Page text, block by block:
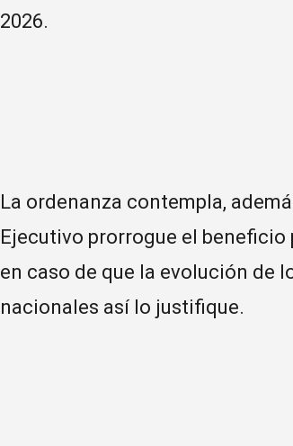
2026.
La ordenanza contempla,
Ejecutivo prorrogue el
en caso de que la evolución de
nacionales así lo justifique.